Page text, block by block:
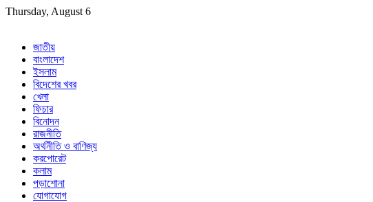
Skip
Thursday, August 6
জাতীয়
বাংলাদেশ
ইসলাম
বিদেশের খবর
খেলা
ফিচার
বিনোদন
রাজনীতি
অর্থনীতি ও বাণিজ্য
করপোরেট
কলাম
পড়াশোনা
যোগাযোগ